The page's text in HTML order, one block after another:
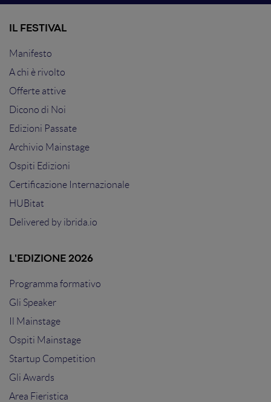
IL FESTIVAL
Manifesto
A chi è rivolto
Offerte attive
Dicono di Noi
Edizioni Passate
Archivio Mainstage
Ospiti Edizioni
Certificazione Internazionale
HUBitat
Delivered by ibrida.io
L'EDIZIONE 2026
Programma formativo
Gli Speaker
Il Mainstage
Ospiti Mainstage
Startup Competition
Gli Awards
Area Fieristica